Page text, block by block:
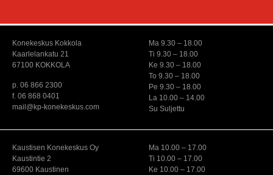
Konekeskus Kokkola
Kaarlelankatu 21
67100 KOKKOLA
p. 06 866 2300
f. 06 868 0401
mail@kp-konekeskus.com
Ma 9.30 – 18.00
Ti 9.30 – 18.00
Ke 9.30 – 18.00
To 9.30 – 18.00
Pe 9.30 – 18.00
La 10.00 – 14.00
Su Suljettu
Kaustisen Konekeskus Oy
Kaustintie 2
69600 Kaustinen
Ma 10.00 – 17.00
Ti 10.00 – 17.00
Ke 10.00 – 17.00